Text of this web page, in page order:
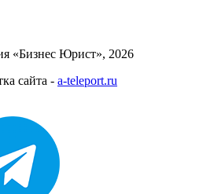
«Бизнес Юрист», 2026
сайта - a-teleport.ru